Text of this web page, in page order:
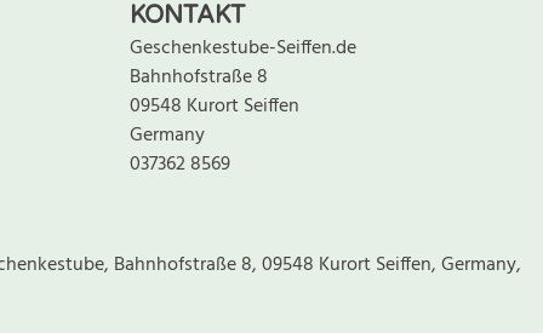
KONTAKT
Geschenkestube-Seiffen.de
Bahnhofstraße 8
09548 Kurort Seiffen
Germany
037362 8569
Bahnhofstraße 8, 09548 Kurort Seiffen, Germany,